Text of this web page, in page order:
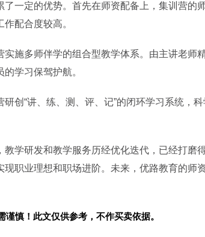
了一定的优势。首先在师资配备上，集训营的
配合度较高。
施多师伴学的组合型教学体系。由主讲老师
学习保驾护航。
创“讲、练、测、评、记”的闭环学习系统，
学研发和教学服务历经优化迭代，已经打磨
现职业理想和职场进阶。未来，优路教育的师
慎！此文仅供参考，不作买卖依据。